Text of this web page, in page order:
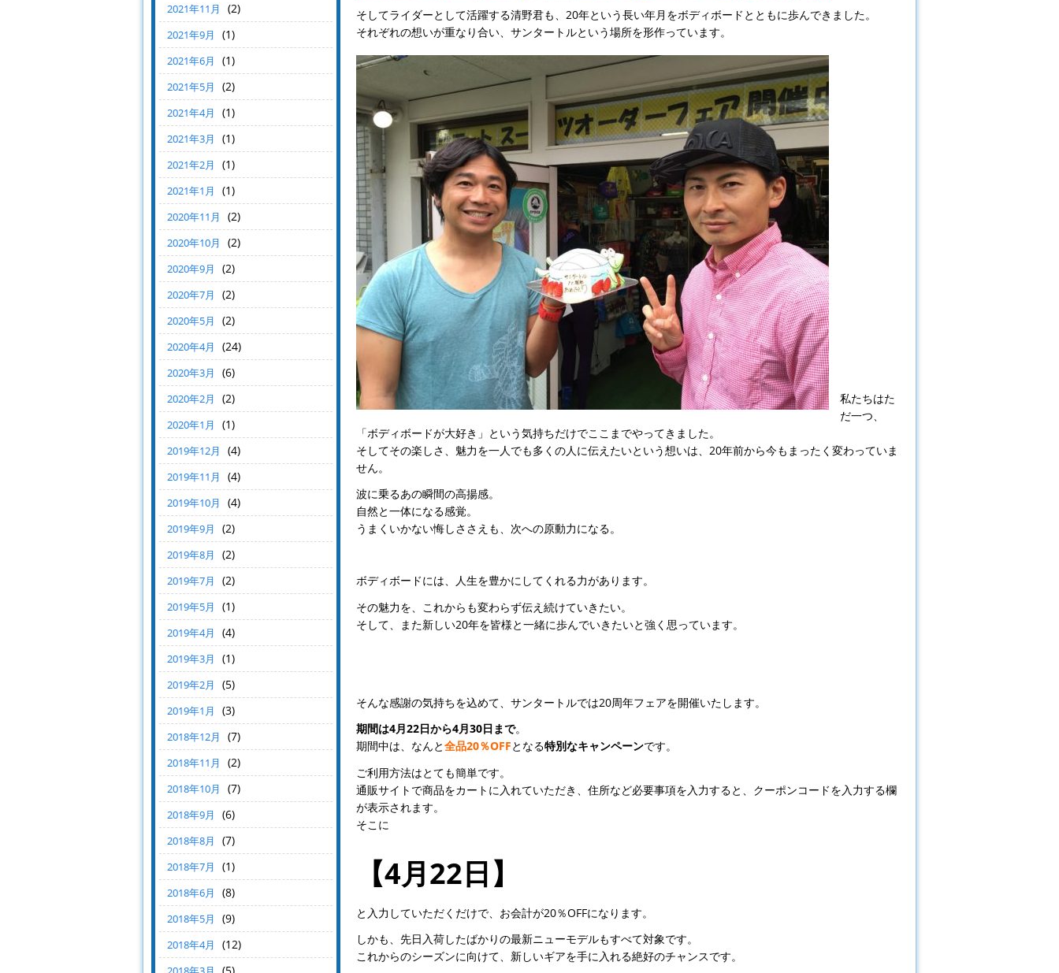
そしてライダーとして活躍する清野君も、20年という長い年月をボディボードとともに歩んできました。
それぞれの想いが重なり合い、サンタートルという場所を形作っています。
私たちはた
だ一つ、
「ボディボードが大好き」という気持ちだけでここまでやってきました。
そしてその楽しさ、魅力を一人でも多くの人に伝えたいという想いは、20年前から今もまったく変わっていま
せん。
波に乗るあの瞬間の高揚感。
自然と一体になる感覚。
うまくいかない悔しささえも、次への原動力になる。
ボディボードには、人生を豊かにしてくれる力があります。
その魅力を、これからも変わらず伝え続けていきたい。
そして、また新しい20年を皆様と一緒に歩んでいきたいと強く思っています。
そんな感謝の気持ちを込めて、サンタートルでは20周年フェアを開催いたします。
期間は4月22日から4月30日まで。
期間中は、なんと全品20％OFFとなる特別なキャンペーンです。
ご利用方法はとても簡単です。
通販サイトで商品をカートに入れていただき、住所など必要事項を入力すると、クーポンコードを入力する欄
が表示されます。
そこに
【4月22日】
と入力していただくだけで、お会計が20％OFFになります。
しかも、先日入荷したばかりの最新ニューモデルもすべて対象です。
これからのシーズンに向けて、新しいギアを手に入れる絶好のチャンスです。
2021年11月 (2)
2021年9月 (1)
2021年6月 (1)
2021年5月 (2)
2021年4月 (1)
2021年3月 (1)
2021年2月 (1)
2021年1月 (1)
2020年11月 (2)
2020年10月 (2)
2020年9月 (2)
2020年7月 (2)
2020年5月 (2)
2020年4月 (24)
2020年3月 (6)
2020年2月 (2)
2020年1月 (1)
2019年12月 (4)
2019年11月 (4)
2019年10月 (4)
2019年9月 (2)
2019年8月 (2)
2019年7月 (2)
2019年5月 (1)
2019年4月 (4)
2019年3月 (1)
2019年2月 (5)
2019年1月 (3)
2018年12月 (7)
2018年11月 (2)
2018年10月 (7)
2018年9月 (6)
2018年8月 (7)
2018年7月 (1)
2018年6月 (8)
2018年5月 (9)
2018年4月 (12)